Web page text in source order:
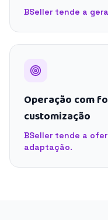
BSeller tende a
Operação com
customização
BSeller tende a
adaptação.